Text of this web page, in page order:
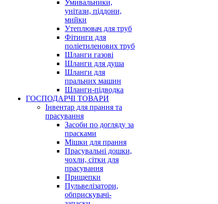
Умивальники,
унітази, піддони,
мийки
Утеплювач для труб
Фітинги для
поліетиленових труб
Шланги газові
Шланги для душа
Шланги для
пральних машин
Шланги-підводка
ГОСПОДАРЧІ ТОВАРИ
Інвентар для прання та
прасування
Засоби по догляду за
прасками
Мішки для прання
Прасувальні дошки,
чохли, сітки для
прасування
Прищепки
Пульвелізатори,
обприскувачі-